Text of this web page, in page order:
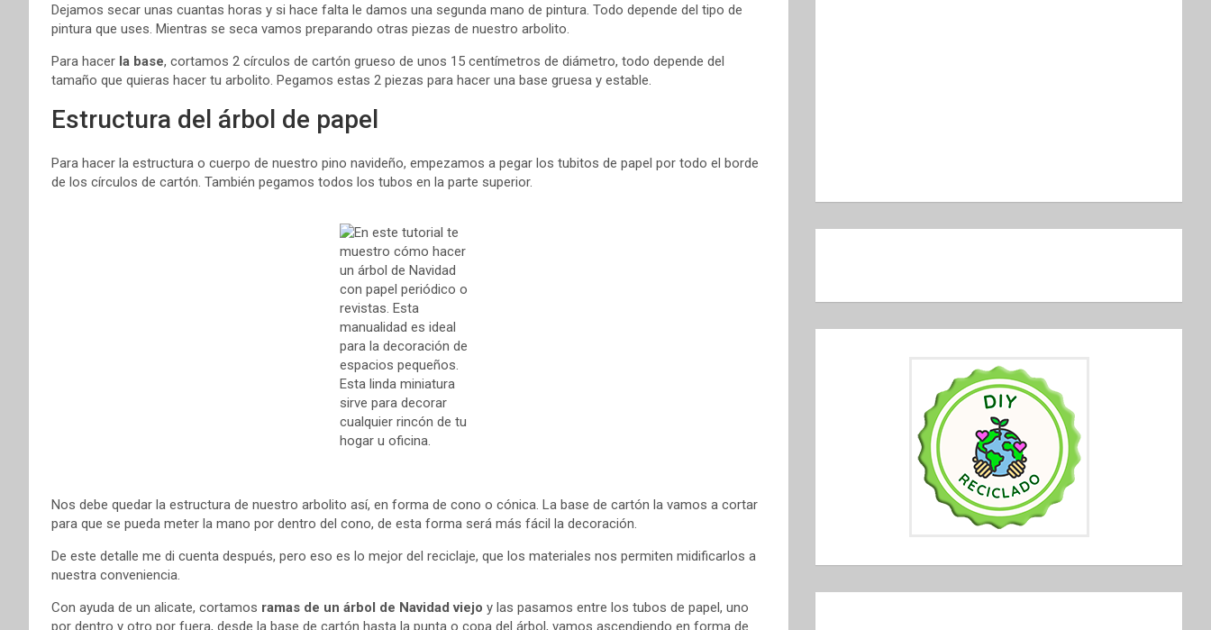
Dejamos secar unas cuantas horas y si hace falta le damos una segunda mano de pintura. Todo depende del tipo de
pintura que uses. Mientras se seca vamos preparando otras piezas de nuestro arbolito.
Para hacer la base, cortamos 2 círculos de cartón grueso de unos 15 centímetros de diámetro, todo depende del
tamaño que quieras hacer tu arbolito. Pegamos estas 2 piezas para hacer una base gruesa y estable.
Estructura del árbol de papel
Para hacer la estructura o cuerpo de nuestro pino navideño, empezamos a pegar los tubitos de papel por todo el borde
de los círculos de cartón. También pegamos todos los tubos en la parte superior.
Nos debe quedar la estructura de nuestro arbolito así, en forma de cono o cónica. La base de cartón la vamos a cortar
para que se pueda meter la mano por dentro del cono, de esta forma será más fácil la decoración.
De este detalle me di cuenta después, pero eso es lo mejor del reciclaje, que los materiales nos permiten midificarlos a
nuestra conveniencia.
Con ayuda de un alicate, cortamos ramas de un árbol de Navidad viejo y las pasamos entre los tubos de papel, uno
por dentro y otro por fuera, desde la base de cartón hasta la punta o copa del árbol, vamos ascendiendo en forma de